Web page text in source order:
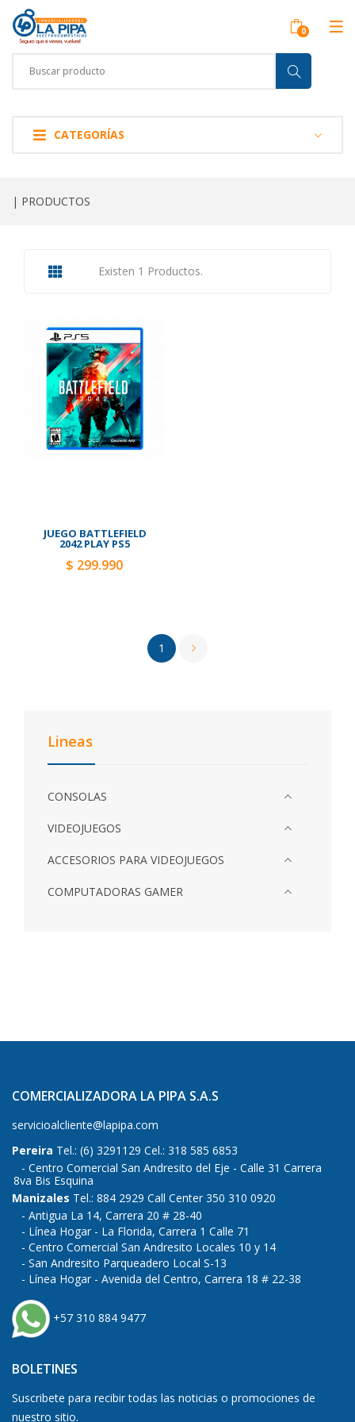
CATEGORÍAS
| PRODUCTOS
Existen 1 Productos.
JUEGO BATTLEFIELD
2042 PLAY PS5
$ 299.990
1
Lineas
CONSOLAS
VIDEOJUEGOS
ACCESORIOS PARA VIDEOJUEGOS
COMPUTADORAS GAMER
COMERCIALIZADORA LA PIPA S.A.S
servicioalcliente@lapipa.com
Pereira Tel.: (6) 3291129 Cel.: 318 585 6853
Centro Comercial San Andresito del Eje - Calle 31 Carrera
8va Bis Esquina
Manizales Tel.: 884 2929 Call Center 350 310 0920
Antigua La 14, Carrera 20 # 28-40
Línea Hogar - La Florida, Carrera 1 Calle 71
Centro Comercial San Andresito Locales 10 y 14
San Andresito Parqueadero Local S-13
Línea Hogar - Avenida del Centro, Carrera 18 # 22-38
+57 310 884 9477
BOLETINES
Suscribete para recibir todas las noticias o promociones de
nuestro sitio.